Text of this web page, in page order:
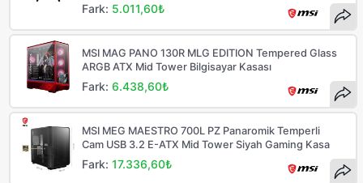
Fark: 5.011,60₺
MSI MAG PANO 130R MLG EDITION Tempered Glass
ARGB ATX Mid Tower Bilgisayar Kasası
Fark:6.438,60₺
MSI MEG MAESTRO 700L PZ Panaromik Temperli
Cam USB 3.2 E-ATX Mid Tower Siyah Gaming Kasa
Fark:17.336,60₺